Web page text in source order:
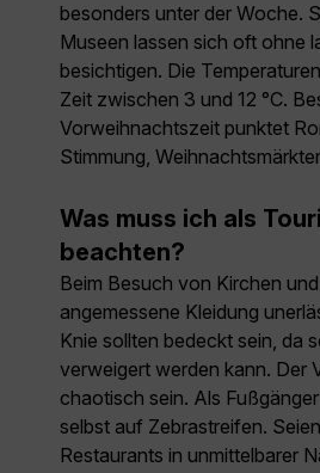
besonders unter der Woche.
Museen lassen sich oft ohne
besichtigen. Die
Zeit zwischen 3 und 12 °C.
Vorweihnachtszeit punktet
Stimmung,
Was muss ich als
beachten?
Beim Besuch von Kirchen
angemessene Kleidung
Knie sollten bedeckt sein, da
verweigert werden kann. Der
chaotisch sein. Als
selbst auf Zebrastreifen.
Restaurants in unmittelbarer